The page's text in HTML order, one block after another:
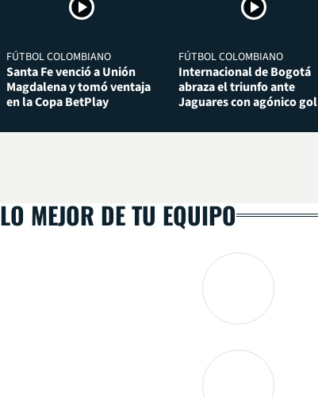
FÚTBOL COLOMBIANO
Santa Fe venció a Unión
Magdalena y tomó ventaja
en la Copa BetPlay
FÚTBOL COLOMBIANO
Internacional de Bogotá
abraza el triunfo ante
Jaguares con agónico gol
LO MEJOR DE TU EQUIPO